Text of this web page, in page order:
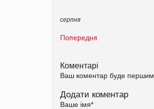
серпня
Попередня
Коментарі
Ваш коментар буде першим.
Додати коментар
Ваше імя*